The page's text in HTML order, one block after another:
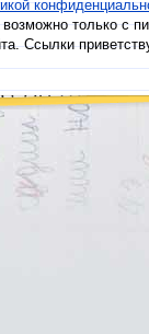
только с
Ссылки